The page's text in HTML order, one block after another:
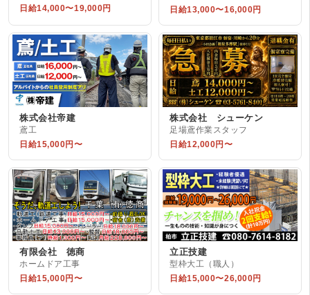
日給14,000〜19,000円 日給13,000〜16,000円
株式会社帝建
鳶工
日給15,000円〜
株式会社 シューケン
足場鳶作業スタッフ
日給12,000円〜
有限会社 徳商
ホームドア工事
日給15,000円〜
立正技建
型枠大工（職人）
日給15,000〜26,000円